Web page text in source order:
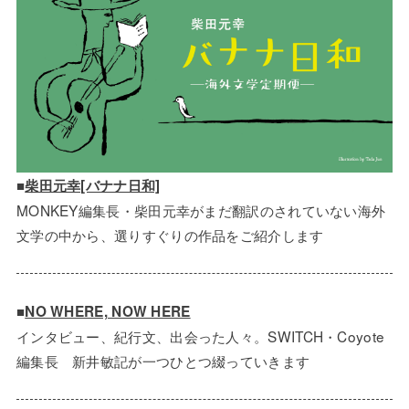
■柴田元幸[バナナ日和]
MONKEY編集長・柴田元幸がまだ翻訳のされていない海外
文学の中から、選りすぐりの作品をご紹介します
■NO WHERE, NOW HERE
インタビュー、紀行文、出会った人々。SWITCH・Coyote
編集長 新井敏記が一つひとつ綴っていきます